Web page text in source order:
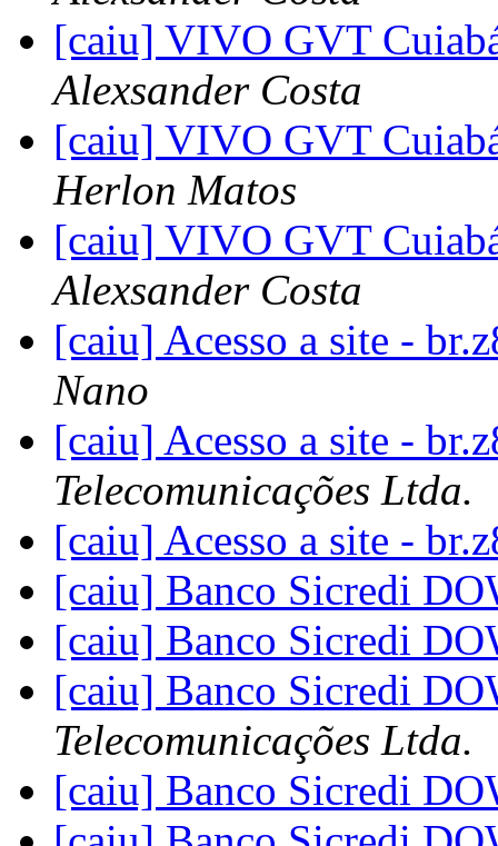
[caiu] VIVO GVT
Alexsander Costa
[caiu] VIVO GVT
Herlon Matos
[caiu] VIVO GVT
Alexsander Costa
[caiu] Acesso a site -
Nano
[caiu] Acesso a site -
Telecomunicações Ltda.
[caiu] Acesso a site -
[caiu] Banco Sicredi
[caiu] Banco Sicredi
[caiu] Banco Sicredi
Telecomunicações Ltda.
[caiu] Banco Sicredi